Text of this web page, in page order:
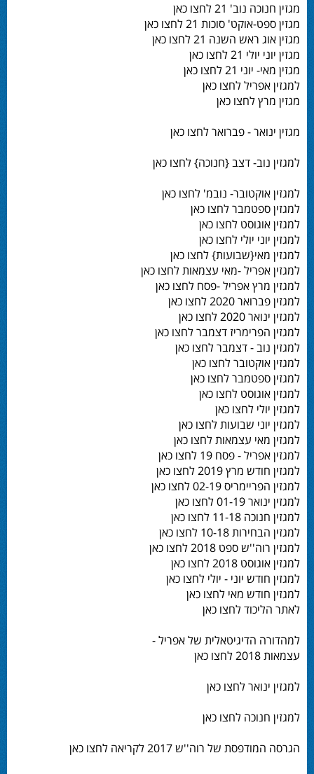
מגזין חנוכה נוב' 21 לחצו כאן
מגזין ספט-אוקט' סוכות 21 לחצו כאן
מגזין אוג ראש השנה 21 לחצו כאן
מגזין יוני יולי 21 לחצו כאן
מגזין מאי- יוני 21 לחצו כאן
למגזין אפריל לחצו כאן
מגזין מרץ לחצו כאן
מגזין ינואר - פברואר לחצו כאן
למגזין נוב- דצב {חנוכה} לחצו כאן
למגזין אוקטובר- נובמ' לחצו כאן
למגזין ספטמבר לחצו כאן
למגזין אוגוסט לחצו כאן
למגזין יוני יולי לחצו כאן
למגזין מאי{שבועות} לחצו כאן
למגזין אפריל -מאי עצמאות לחצו כאן
למגזין מרץ אפריל -פסח לחצו כאן
למגזין פברואר 2020 לחצו כאן
למגזין ינואר 2020 לחצו כאן
למגזין הפרימריז דצמבר לחצו כאן
למגזין נוב - דצמבר לחצו כאן
למגזין אוקטובר לחצו כאן
למגזין ספטמבר לחצו כאן
למגזין אוגוסט לחצו כאן
למגזין יולי לחצו כאן
למגזין יוני שבועות לחצו כאן
למגזין מאי עצמאות לחצו כאן
למגזין אפריל - פסח 19 לחצו כאן
למגזין חודש מרץ 2019 לחצו כאן
למגזין הפריימריס 02-19 לחצו כאן
למגזין ינואר 01-19 לחצו כאן
למגזין חנוכה 11-18 לחצו כאן
למגזין הבחירות 10-18 לחצו כאן
למגזין רוה''ש ספט 2018 לחצו כאן
למגזין אוגוסט 2018 לחצו כאן
למגזין חודש יוני - יולי לחצו כאן
למגזין חודש מאי לחצו כאן
לאתר הליכוד לחצו כאן
למהדורה הדיגיטאלית של אפריל -
עצמאות 2018 לחצו כאן
למגזין ינואר לחצו כאן
למגזין חנוכה לחצו כאן
הגרסה המודפסת של רוה''ש 2017 לקריאה לחצו כאן